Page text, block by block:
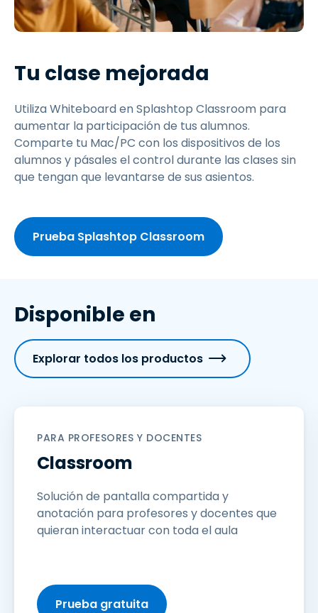
Tu clase mejorada
Utiliza Whiteboard en Splashtop Classroom para
aumentar la participación de tus alumnos.
Comparte tu Mac/PC con los dispositivos de los
alumnos y pásales el control durante las clases sin
que tengan que levantarse de sus asientos.
Prueba Splashtop Classroom
Disponible en
Explorar todos los productos
PARA PROFESORES Y DOCENTES
Classroom
Solución de pantalla compartida y
anotación para profesores y docentes que
quieran interactuar con toda el aula
Prueba gratuita